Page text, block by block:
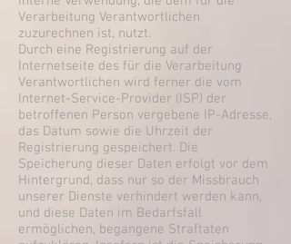
Verarbeitung Verantwortlichen
zuzurechnen ist, nutzt.
Durch eine Registrierung auf der
Internetseite des für die Verarbeitung
Verantwortlichen wird ferner die vom
Internet-Service-Provider (ISP) der
betroffenen Person vergebene IP-Adresse,
das Datum sowie die Uhrzeit der
Registrierung gespeichert. Die
Speicherung dieser Daten erfolgt vor dem
Hintergrund, dass nur so der Missbrauch
unserer Dienste verhindert werden kann,
und diese Daten im Bedarfsfall
ermöglichen, begangene Straftaten